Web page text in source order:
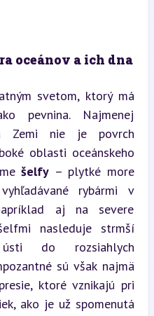
oceánov a ich dna
svetom, ktorý má
pevnina. Najmenej
Zemi nie je povrch
oblasti oceánskeho
šelfy – plytké more
rybármi v
aj na severe
Európy pri Nórsku. Za šelfmi nasleduje strmší
. Impozantné sú však najmä
ktoré vznikajú pri
ako je už spomenutá